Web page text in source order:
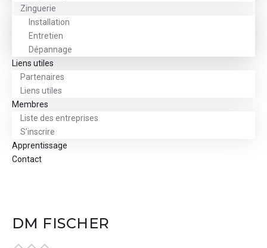
Zinguerie
Installation
Entretien
Dépannage
Liens utiles
Partenaires
Liens utiles
Membres
Liste des entreprises
S’inscrire
Apprentissage
Contact
DM FISCHER